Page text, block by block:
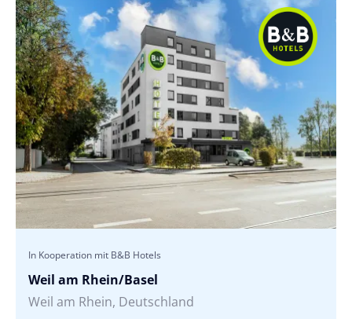
In Kooperation mit B&B Hotels
Weil am Rhein/Basel
Weil am Rhein, Deutschland